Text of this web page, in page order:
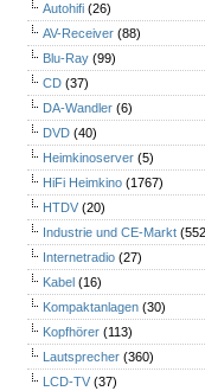
Autohifi (26)
AV-Receiver (88)
Blu-Ray (99)
CD (37)
DA-Wandler (6)
DVD (40)
Heimkinoserver (5)
HiFi Heimkino (1767)
HTDV (20)
Industrie und CE-Markt
Internetradio (27)
Kabel (16)
Kompaktanlagen (30)
Kopfhörer (113)
Lautsprecher (360)
LCD-TV (37)